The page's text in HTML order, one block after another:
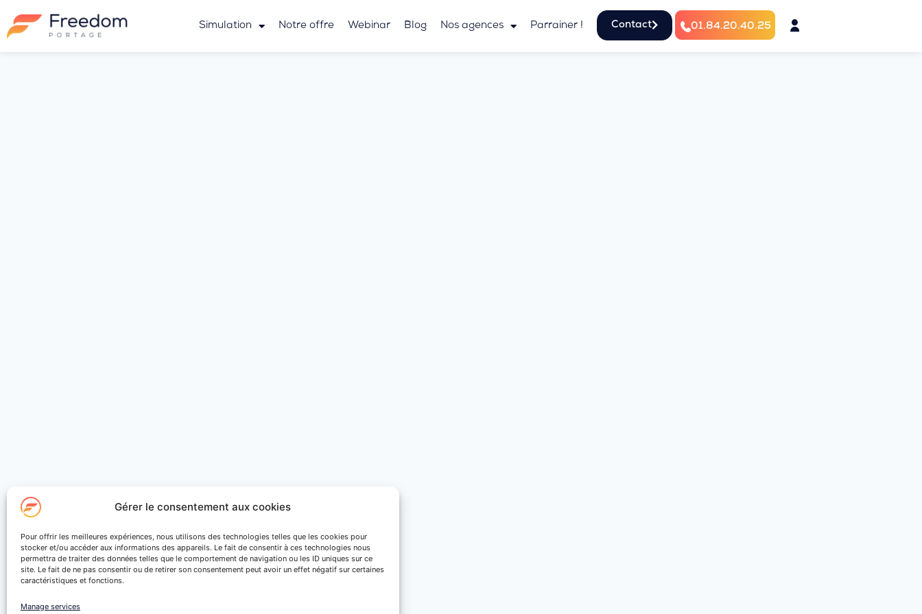
Gérer le consentement aux cookies
Pour offrir les meilleures expériences, nous utilisons des technologies telles que les cookies pour
stocker et/ou accéder aux informations des appareils. Le fait de consentir à ces technologies nous
permettra de traiter des données telles que le comportement de navigation ou les ID uniques sur ce
site. Le fait de ne pas consentir ou de retirer son consentement peut avoir un effet négatif sur certaines
caractéristiques et fonctions.
Manage services
Simulation Notre offre Webinar Blog Nos agences Parrainer ! Contact 01.84.20.40.25